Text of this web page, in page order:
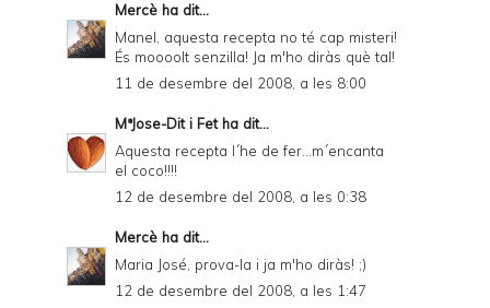
Mercè ha dit...
Manel, aquesta recepta no té cap misteri!
És moooolt senzilla! Ja m'ho diràs què tal!
11 de desembre del 2008, a les 8:00
MªJose-Dit i Fetha dit...
Aquesta recepta l´he de fer...m´encanta
el coco!!!!
12 de desembre del 2008, a les 0:38
Mercè ha dit...
Maria José, prova-la i ja m'ho diràs! ;)
12 de desembre del 2008, a les 1:47